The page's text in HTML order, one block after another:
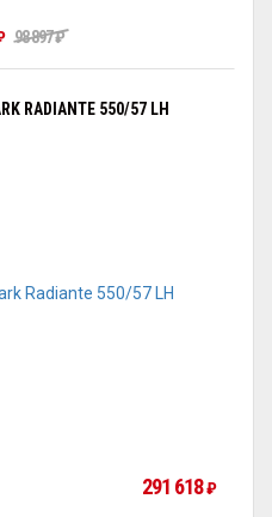
98 897₽
RADIANTE 550/57 LH
291 618₽